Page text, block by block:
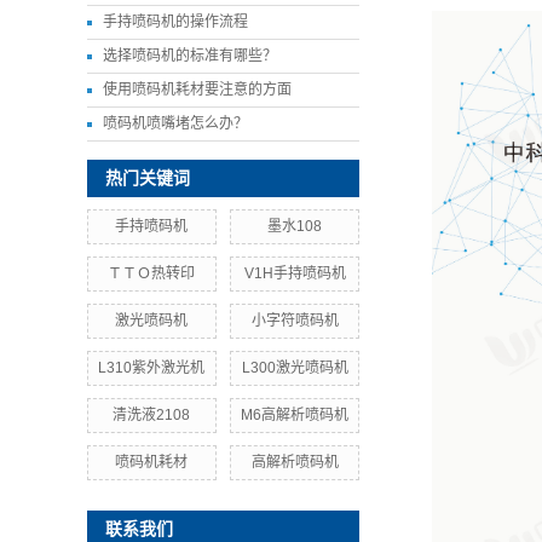
手持喷码机的操作流程
选择喷码机的标准有哪些？
使用喷码机耗材要注意的方面
喷码机喷嘴堵怎么办？
热门关键词
手持喷码机 墨水108
ＴＴＯ热转印 V1H手持喷码机
激光喷码机 小字符喷码机
L310紫外激光机 L300激光喷码机
清洗液2108 M6高解析喷码机
喷码机耗材 高解析喷码机
联系我们